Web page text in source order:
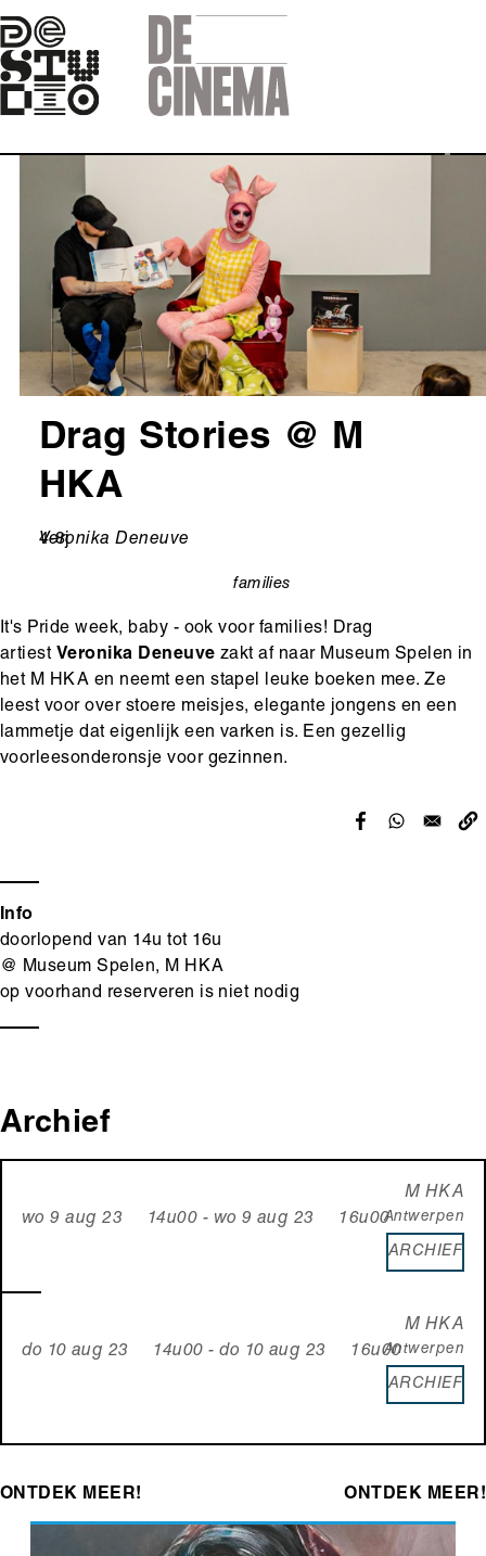
Skip
to
main
navigation
Drag Stories @ M
HKA
Leeftijd
4-8j
Ondertitel
Veronika Deneuve
families
It's Pride week, baby - ook voor families! Drag
artiest Veronika Deneuve zakt af naar Museum Spelen in
het M HKA en neemt een stapel leuke boeken mee. Ze
leest voor over stoere meisjes, elegante jongens en een
lammetje dat eigenlijk een varken is. Een gezellig
voorleesonderonsje voor gezinnen.
Info
doorlopend van 14u tot 16u
@ Museum Spelen, M HKA
op voorhand reserveren is niet nodig
Archief
wo 9 aug 23 14u00 - wo 9 aug 23 16u00
M HKA
Antwerpen
ARCHIEF
do 10 aug 23 14u00 - do 10 aug 23 16u00
M HKA
Antwerpen
ARCHIEF
ONTDEK MEER! ONTDEK MEER!